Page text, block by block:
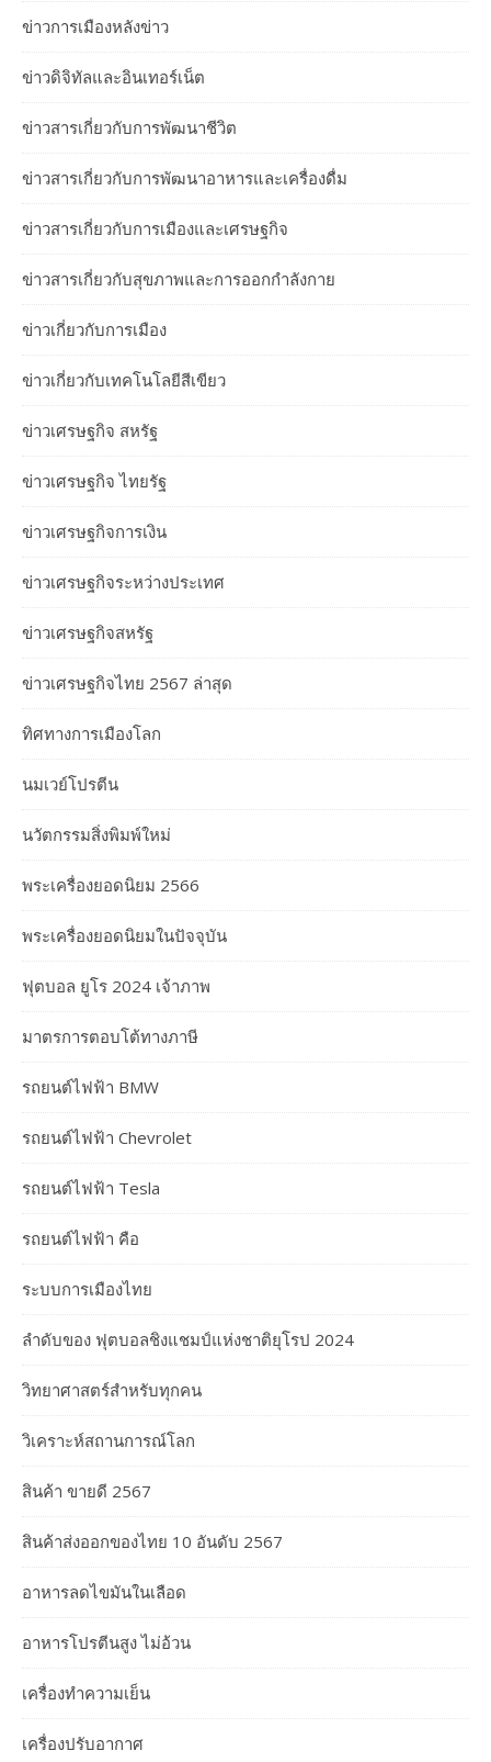
ข่าวการเมืองหลังข่าว
ข่าวดิจิทัลและอินเทอร์เน็ต
ข่าวสารเกี่ยวกับการพัฒนาชีวิต
ข่าวสารเกี่ยวกับการพัฒนาอาหารและเครื่องดื่ม
ข่าวสารเกี่ยวกับการเมืองและเศรษฐกิจ
ข่าวสารเกี่ยวกับสุขภาพและการออกกำลังกาย
ข่าวเกี่ยวกับการเมือง
ข่าวเกี่ยวกับเทคโนโลยีสีเขียว
ข่าวเศรษฐกิจ สหรัฐ
ข่าวเศรษฐกิจ ไทยรัฐ
ข่าวเศรษฐกิจการเงิน
ข่าวเศรษฐกิจระหว่างประเทศ
ข่าวเศรษฐกิจสหรัฐ
ข่าวเศรษฐกิจไทย 2567 ล่าสุด
ทิศทางการเมืองโลก
นมเวย์โปรตีน
นวัตกรรมสิ่งพิมพ์ใหม่
พระเครื่องยอดนิยม 2566
พระเครื่องยอดนิยมในปัจจุบัน
ฟุตบอล ยูโร 2024 เจ้าภาพ
มาตรการตอบโต้ทางภาษี
รถยนต์ไฟฟ้า BMW
รถยนต์ไฟฟ้า Chevrolet
รถยนต์ไฟฟ้า Tesla
รถยนต์ไฟฟ้า คือ
ระบบการเมืองไทย
ลำดับของ ฟุตบอลชิงแชมป์แห่งชาติยุโรป 2024
วิทยาศาสตร์สำหรับทุกคน
วิเคราะห์สถานการณ์โลก
สินค้า ขายดี 2567
สินค้าส่งออกของไทย 10 อันดับ 2567
อาหารลดไขมันในเลือด
อาหารโปรตีนสูง ไม่อ้วน
เครื่องทำความเย็น
เครื่องปรับอากาศ